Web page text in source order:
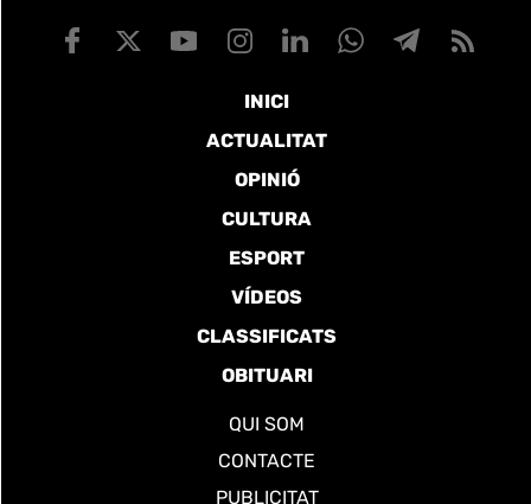
INICI
ACTUALITAT
OPINIÓ
CULTURA
ESPORT
VÍDEOS
CLASSIFICATS
OBITUARI
QUI SOM
CONTACTE
PUBLICITAT